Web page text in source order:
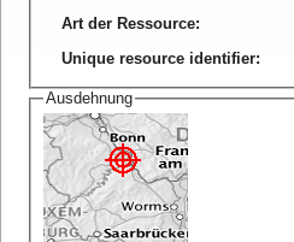
Art der Ressource:
Unique resource identifier:
Ausdehnung